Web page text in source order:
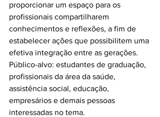
proporcionar um espaço para os
profissionais compartilharem
conhecimentos e reflexões, a fim de
estabelecer ações que possibilitem uma
efetiva integração entre as gerações.
Público-alvo: estudantes de graduação,
profissionais da área da saúde,
assistência social, educação,
empresários e demais pessoas
interessadas no tema.